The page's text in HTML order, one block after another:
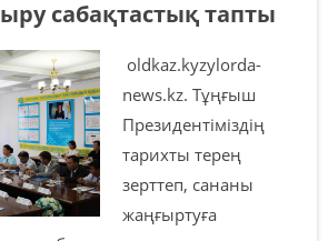
сабақтастық тапты
oldkaz.kyzylorda-
news.kz. Тұңғыш
Президентіміздің
тарихты терең
зерттеп, сананы
жаңғыртуға